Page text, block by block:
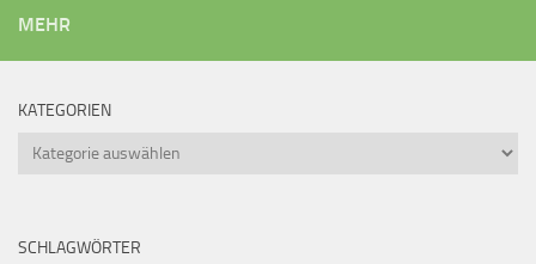
MEHR
KATEGORIEN
Kategorien
SCHLAGWÖRTER